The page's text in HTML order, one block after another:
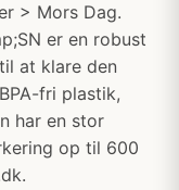
> Mors Dag.
er en robust
at klare den
fri plastik,
har en stor
op til 600